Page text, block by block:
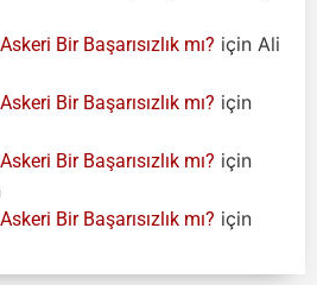
Bir Başarısızlık mı? için Ali
Bir Başarısızlık mı? için
Bir Başarısızlık mı? için
Bir Başarısızlık mı? için